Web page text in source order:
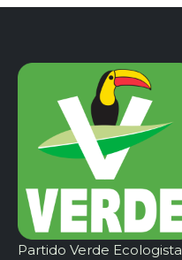
Partido Verde Ecologista